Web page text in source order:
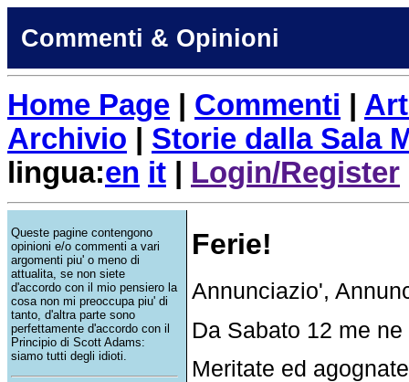
Commenti & Opinioni
Home Page Commenti
Archivio
Storie dalla Sala
lingua:en it Login/Register
Queste pagine contengono
opinioni e/o commenti a vari
argomenti piu' o meno di
attualita, se non siete
d'accordo con il mio pensiero la
cosa non mi preoccupa piu' di
tanto, d'altra parte sono
perfettamente d'accordo con il
Principio di Scott Adams:
siamo tutti degli idioti.
Ferie!
Annunciazio',
Da Sabato 12 me
Meritate ed